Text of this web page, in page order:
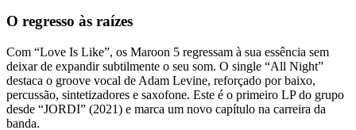
O regresso às raízes
Com “Love Is Like”, os Maroon 5 regressam à sua essência sem
deixar de expandir subtilmente o seu som. O single “All Night”
destaca o groove vocal de Adam Levine, reforçado por baixo,
percussão, sintetizadores e saxofone. Este é o primeiro LP do grupo
desde “JORDI” (2021) e marca um novo capítulo na carreira da
banda.